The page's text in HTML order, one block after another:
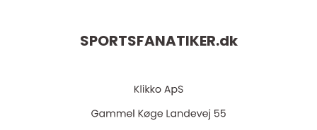
SPORTSFANATIKER.dk